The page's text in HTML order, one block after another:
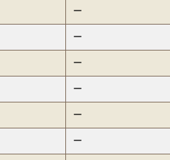
ー
ー
ー
ー
ー
ー